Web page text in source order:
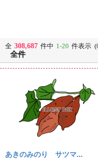
全 308,687 件中 1-20 件表示
全件
あきのみのり サツマ...